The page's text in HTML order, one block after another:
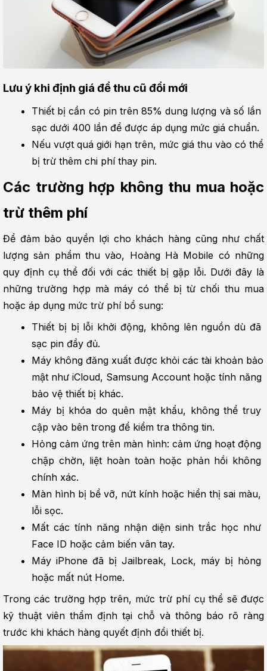
Lưu ý khi định giá để thu cũ đổi mới
Thiết bị cần có pin trên 85% dung lượng và số lần
sạc dưới 400 lần để được áp dụng mức giá chuẩn.
Nếu vượt quá giới hạn trên, mức giá thu vào có thể
bị trừ thêm chi phí thay pin.
Các trường hợp không thu mua hoặc
trừ thêm phí
Để đảm bảo quyền lợi cho khách hàng cũng như chất
lượng sản phẩm thu vào, Hoàng Hà Mobile có những
quy định cụ thể đối với các thiết bị gặp lỗi. Dưới đây là
những trường hợp mà máy có thể bị từ chối thu mua
hoặc áp dụng mức trừ phí bổ sung:
Thiết bị bị lỗi khởi động, không lên nguồn dù đã
sạc pin đầy đủ.
Máy không đăng xuất được khỏi các tài khoản bảo
mật như iCloud, Samsung Account hoặc tính năng
bảo vệ thiết bị khác.
Máy bị khóa do quên mật khẩu, không thể truy
cập vào bên trong để kiểm tra thông tin.
Hỏng cảm ứng trên màn hình: cảm ứng hoạt động
chập chờn, liệt hoàn toàn hoặc phản hồi không
chính xác.
Màn hình bị bể vỡ, nứt kính hoặc hiển thị sai màu,
lỗi sọc.
Mất các tính năng nhận diện sinh trắc học như
Face ID hoặc cảm biến vân tay.
Máy iPhone đã bị Jailbreak, Lock, máy bị hỏng
hoặc mất nút Home.
Trong các trường hợp trên, mức trừ phí cụ thể sẽ được
kỹ thuật viên thẩm định tại chỗ và thông báo rõ ràng
trước khi khách hàng quyết định đổi thiết bị.